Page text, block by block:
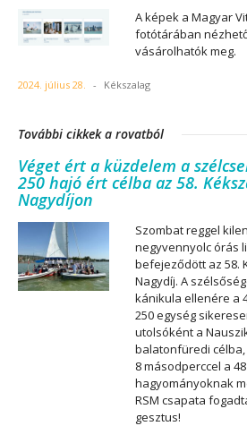
A képek a Magyar
fotótárában
vásárolhatók meg.
2024. július 28. - Kékszalag
További cikkek a rovatból
Véget ért a küzdelem a
250 hajó ért célba az 58.
Nagydíjon
Szombat reggel
negyvennyolc órás
befejeződött az 58.
Nagydíj. A
kánikula ellenére a
250 egység
utolsóként a
balatonfüredi
8 másodperccel a
hagyományoknak
RSM csapata
gesztus!